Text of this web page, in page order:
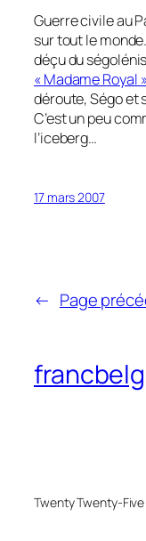
Guerre civile au
sur tout le
déçu du
« Madame Royal »
déroute, Ségo et
C’est un peu
l’iceberg…
17 mars 2007
← Page
Twenty Twenty-Five